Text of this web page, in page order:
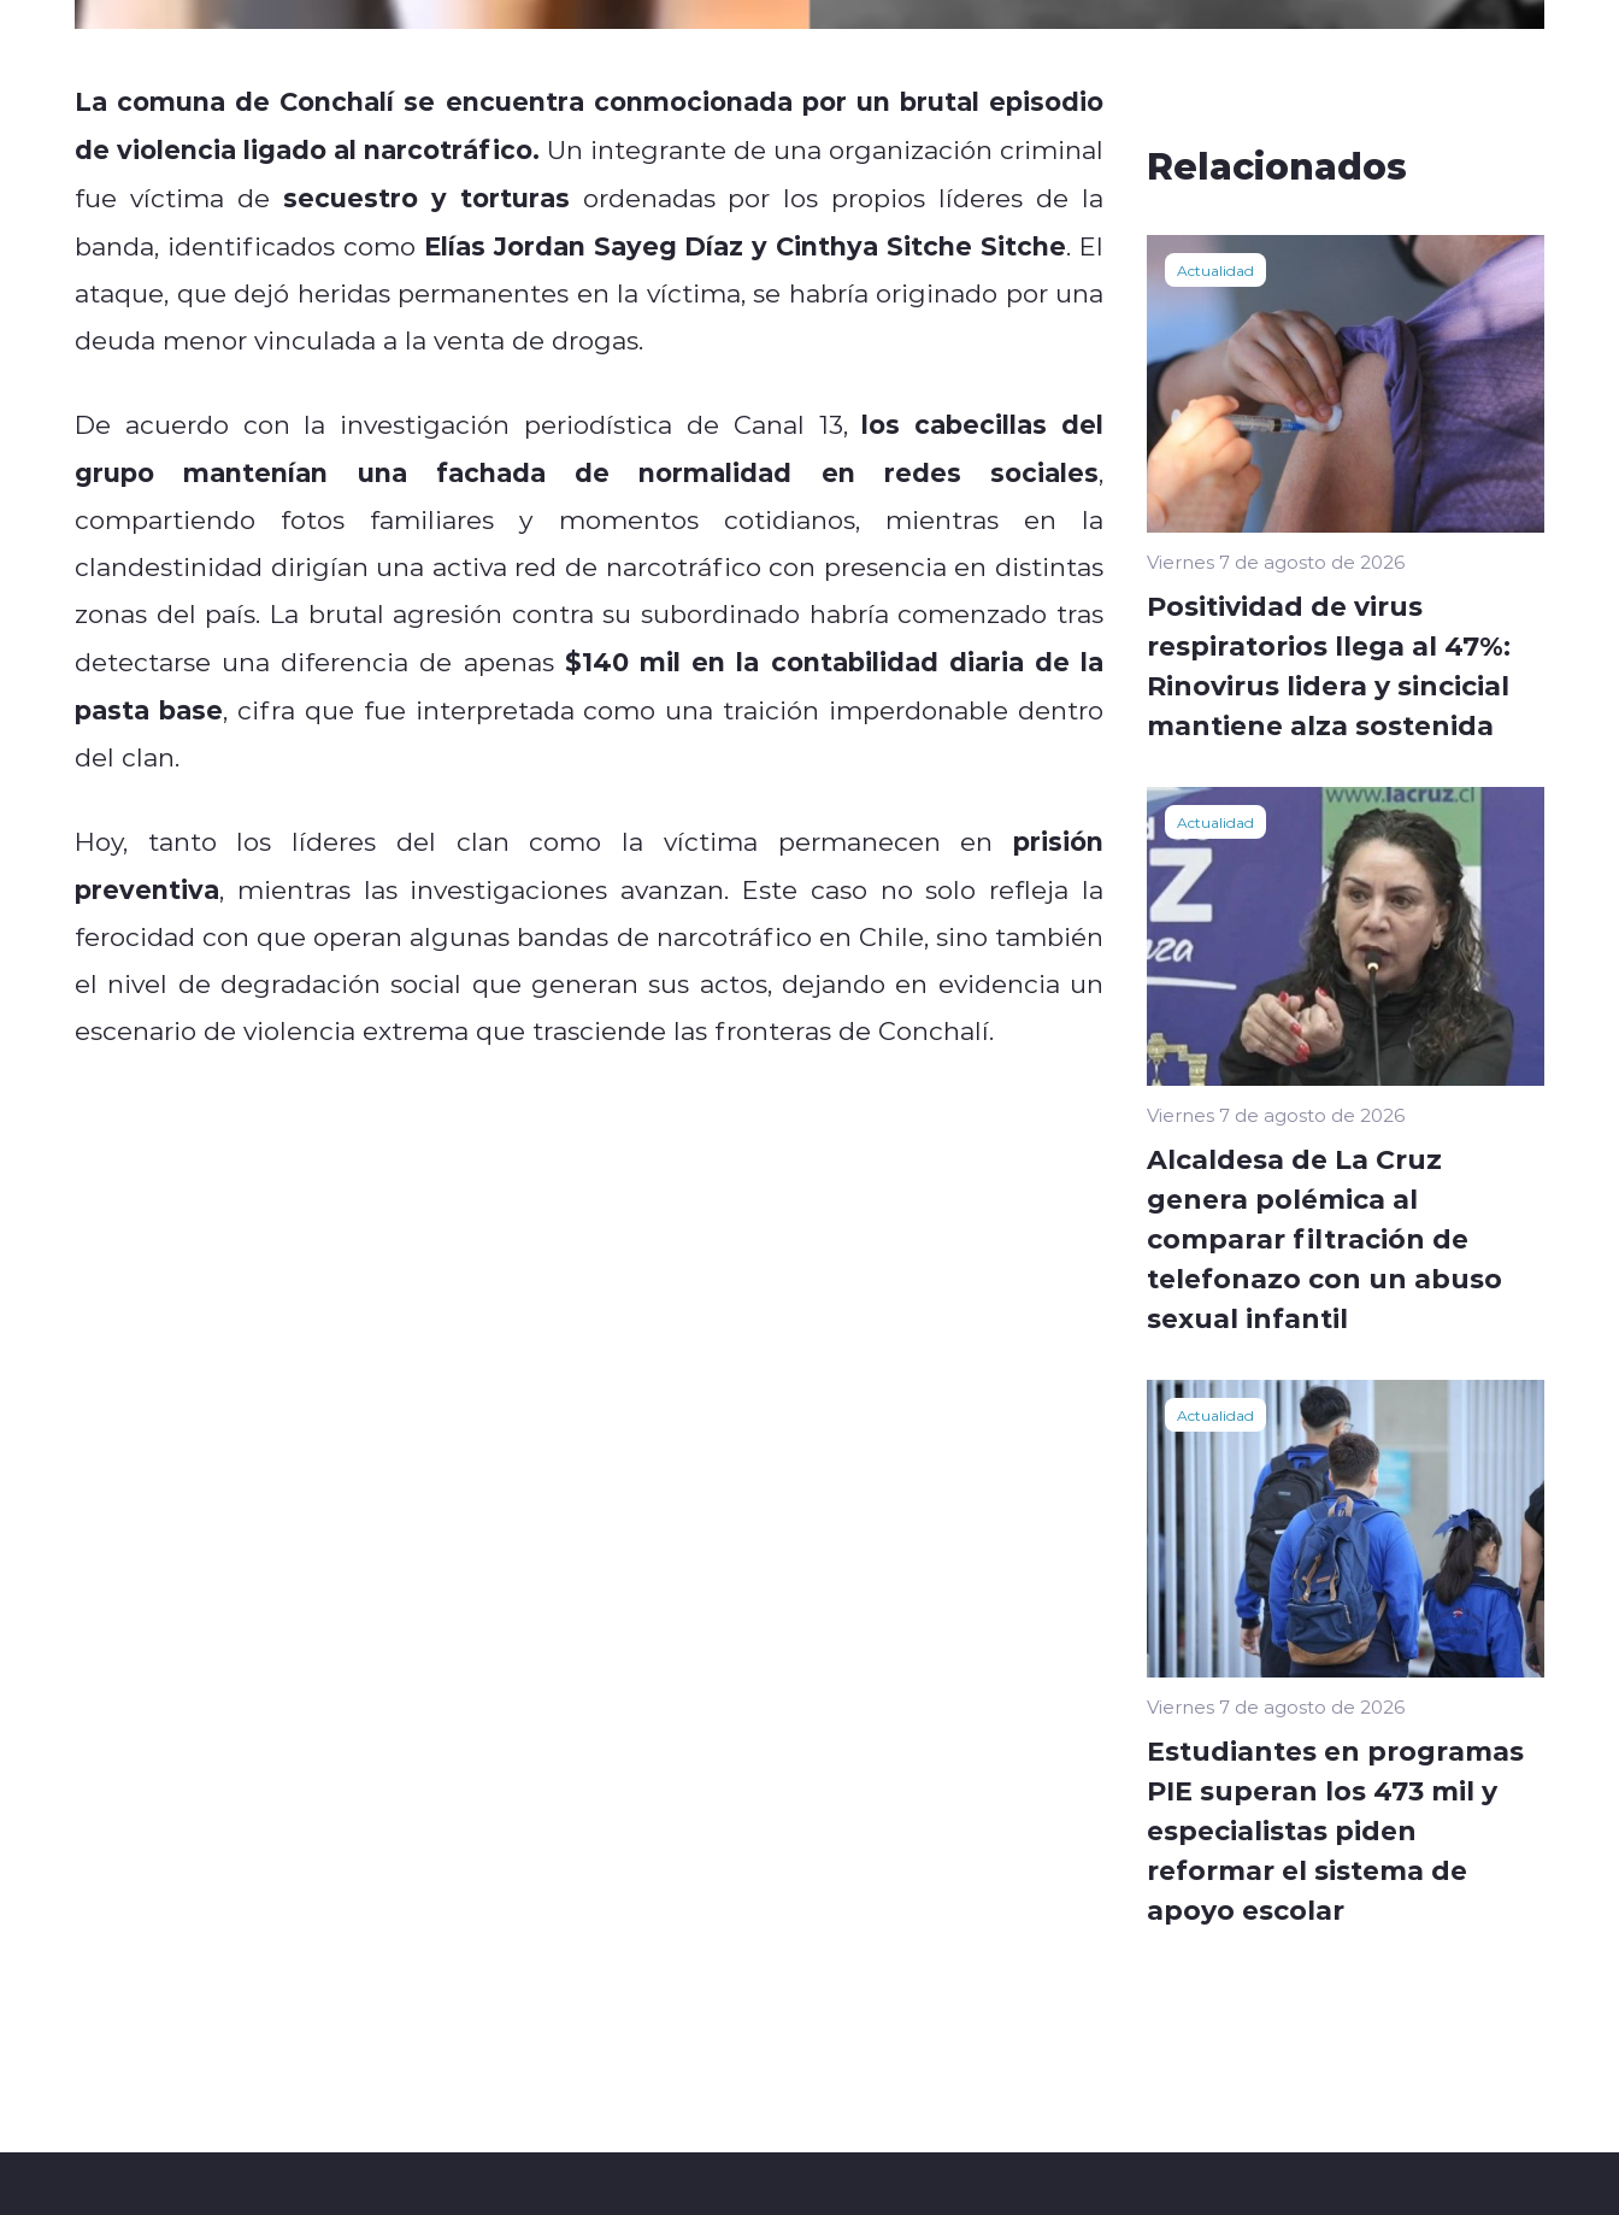
La comuna de Conchalí se encuentra conmocionada por un brutal episodio
de violencia ligado al narcotráfico. Un integrante de una organización criminal
fue víctima de secuestro y torturas ordenadas por los propios líderes de la
banda, identificados como Elías Jordan Sayeg Díaz y Cinthya Sitche Sitche. El
ataque, que dejó heridas permanentes en la víctima, se habría originado por una
deuda menor vinculada a la venta de drogas.
De acuerdo con la investigación periodística de Canal 13, los cabecillas del
grupo mantenían una fachada de normalidad en redes sociales,
compartiendo fotos familiares y momentos cotidianos, mientras en la
clandestinidad dirigían una activa red de narcotráfico con presencia en distintas
zonas del país. La brutal agresión contra su subordinado habría comenzado tras
detectarse una diferencia de apenas $140 mil en la contabilidad diaria de la
pasta base, cifra que fue interpretada como una traición imperdonable dentro
del clan.
Hoy, tanto los líderes del clan como la víctima permanecen en prisión
preventiva, mientras las investigaciones avanzan. Este caso no solo refleja la
ferocidad con que operan algunas bandas de narcotráfico en Chile, sino también
el nivel de degradación social que generan sus actos, dejando en evidencia un
escenario de violencia extrema que trasciende las fronteras de Conchalí.
Relacionados
Actualidad
Viernes 7 de agosto de 2026
Positividad de virus
respiratorios llega al 47%:
Rinovirus lidera y sincicial
mantiene alza sostenida
Actualidad
Viernes 7 de agosto de 2026
Alcaldesa de La Cruz
genera polémica al
comparar filtración de
telefonazo con un abuso
sexual infantil
Actualidad
Viernes 7 de agosto de 2026
Estudiantes en programas
PIE superan los 473 mil y
especialistas piden
reformar el sistema de
apoyo escolar